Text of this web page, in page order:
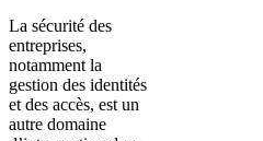
La sécurité des
entreprises,
notamment la
gestion des identités
et des accès, est un
autre domaine